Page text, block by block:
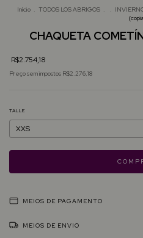
Início . TODOS LOS ABRIGOS . .
CHAQUETA
R$2.754,18
Preço sem impostos R$2.276,18
TALLE
MEIOS DE PAGAMENTO
MEIOS DE ENVIO